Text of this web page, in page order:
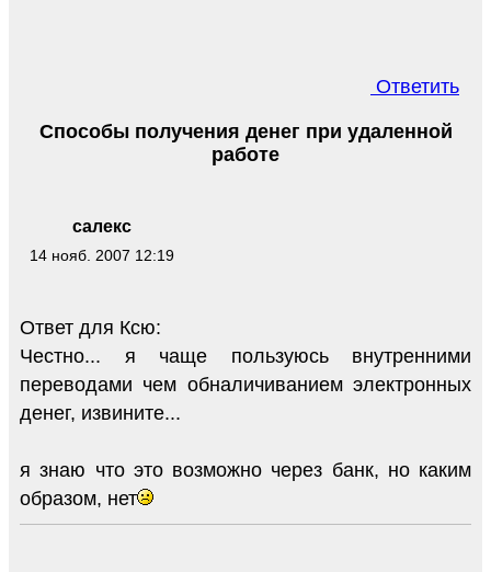
Ответить
салекс
14 нояб. 2007 12:19
Способы получения денег при удаленной
работе
Ответ для Ксю:
Честно... я чаще пользуюсь внутренними
переводами чем обналичиванием электронных
денег, извините...
я знаю что это возможно через банк, но каким
образом, нет